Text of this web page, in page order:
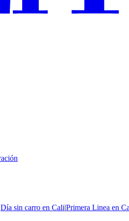
Día sin carro en Cali|Primera Linea en